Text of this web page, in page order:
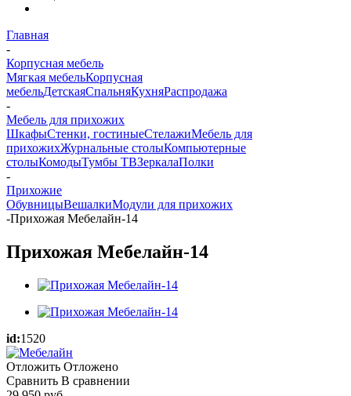
Главная
-
Корпусная мебель
Мягкая мебельКорпусная
мебельДетскаяСпальняКухняРаспродажа
-
Мебель для прихожих
ШкафыСтенки, гостиныеСтелажиМебель для
прихожихЖурнальные столыКомпьютерные
столыКомодыТумбы ТВЗеркалаПолки
-
Прихожие
ОбувницыВешалкиМодули для прихожих
-Прихожая Мебелайн-14
Прихожая Мебелайн-14
id:1520
Отложить Отложено
Сравнить В сравнении